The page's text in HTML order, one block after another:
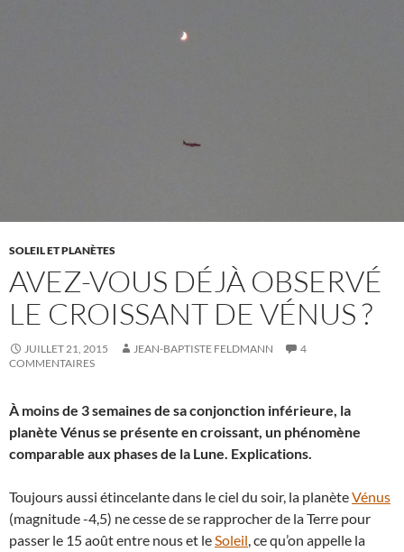
SOLEIL ET PLANÈTES
AVEZ-VOUS DÉJÀ OBSERVÉ
LE CROISSANT DE VÉNUS ?
JUILLET 21, 2015 JEAN-BAPTISTE FELDMANN
4
COMMENTAIRES
À moins de 3 semaines de sa conjonction inférieure, la
planète Vénus se présente en croissant, un phénomène
comparable aux phases de la Lune. Explications.
Toujours aussi étincelante dans le ciel du soir, la planèteVénus
(magnitude -4,5) ne cesse de se rapprocher de la Terre pour
passer le 15 août entre nous et leSoleil, ce qu’on appelle la